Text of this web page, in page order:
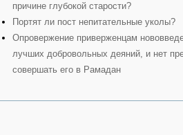
причине глубокой старости?
Портят ли пост непитательные уколы?
Опровержение приверженцам
лучших добровольных деяний, и нет
совершать его в Рамадан